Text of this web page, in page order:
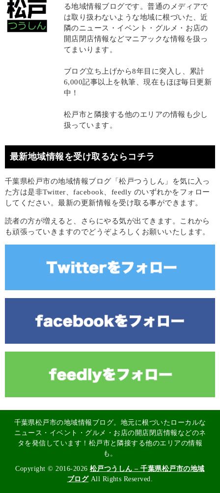
る地域情報ブログです。普通のメディアで
は取り扱わないような地域に根づいた、近
隣のニュース・イベント・グルメ・お店の
開店閉店情報などマニアックな情報を扱っ
てまいります。
ブログ立ち上げから8年目に突入し、累計
6,000記事以上を執筆、現在もほぼ毎日更新
中！
松戸市と隣接する他のエリアの情報も少し
扱っています。
最新地域情報を受け取るならコチラ
千葉県松戸市の地域情報ブログ「松戸つうしん」を気に入っ
た方は是非Twitter、facebook、feedly のいずれかをフォロー
してください。最新の更新情報を受け取る事ができます。
読者の方が増えると、さらにやる気が出てきます。これから
も頑張っていきますのでどうぞよろしくお願いいたします。
千葉県松戸市の地域情報ブログ。地元に根づいたローカルな
ニュース・イベント・グルメ・お店の開店閉店情報などのネ
タを発信しています！松戸市と隣接する他のエリアの情報
も。
Copyright © 2016-2026 松戸つうしん – 千葉県松戸市の地域
ブログAll Rights Reserved.